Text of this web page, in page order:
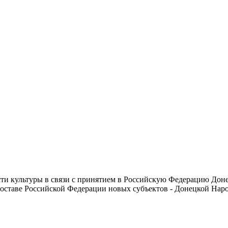
культуры в связи с принятием в Российскую Федерацию
Российской Федерации новых субъектов - Донецкой